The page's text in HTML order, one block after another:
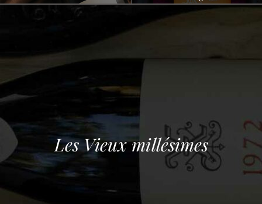
Les Vieux millésimes